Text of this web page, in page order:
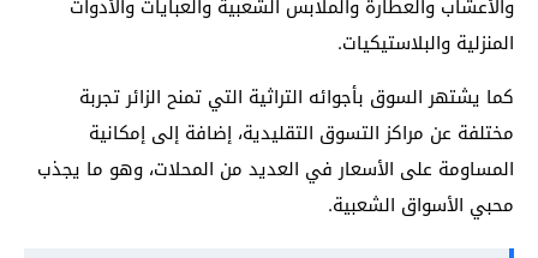
والأعشاب والعطارة والملابس الشعبية والعبايات والأدوات
المنزلية والبلاستيكيات.
كما يشتهر السوق بأجوائه التراثية التي تمنح الزائر تجربة
مختلفة عن مراكز التسوق التقليدية، إضافة إلى إمكانية
المساومة على الأسعار في العديد من المحلات، وهو ما يجذب
محبي الأسواق الشعبية.